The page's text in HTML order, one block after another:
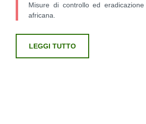
Misure di controllo ed
africana.
LEGGI TUTTO